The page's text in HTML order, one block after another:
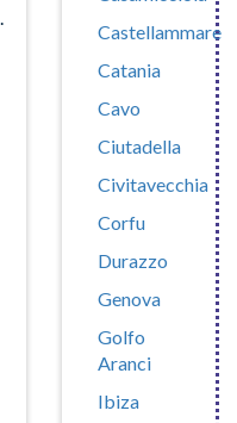
Castellammare
Catania
Cavo
Ciutadella
Civitavecchia
Corfu
Durazzo
Genova
Golfo
Aranci
Ibiza